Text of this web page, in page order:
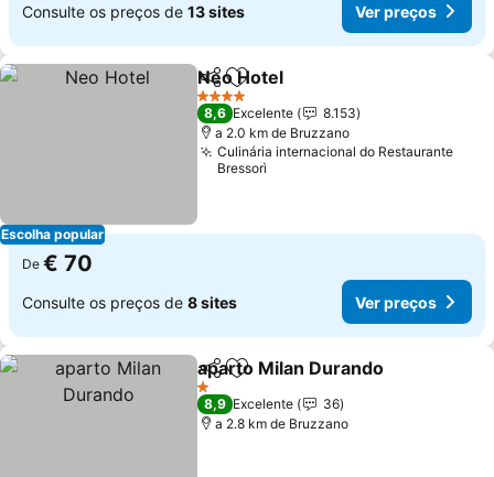
Consulte os preços de 13 sites Ver preços
Escolha popular
PartilharAdicionar aos favoritos
Neo Hotel
4 Estrelas
8,6 Excelente
8.153
a 2.0 km de Bruzzano
Culinária internacional do Restaurante
Bressorì
De € 70
Consulte os preços de 8 sites Ver preços
PartilharAdicionar aos favoritos
aparto Milan Durando
1 Estrelas
8,9 Excelente
36
a 2.8 km de Bruzzano